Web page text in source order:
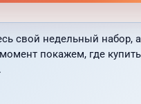
свой недельный набор, а
покажем, где купить